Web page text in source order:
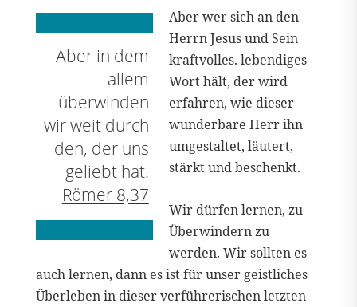
Aber in dem
allem
überwinden
wir weit durch
den, der uns
geliebt hat.
Römer 8,37
Aber wer sich an den
Herrn Jesus und Sein
kraftvolles. lebendiges
Wort hält, der wird
erfahren, wie dieser
wunderbare Herr ihn
umgestaltet, läutert,
stärkt und beschenkt.
Wir dürfen lernen, zu
Überwindern zu
werden. Wir sollten es
auch lernen, dann es ist für unser geistliches
Überleben in dieser verführerischen letzten